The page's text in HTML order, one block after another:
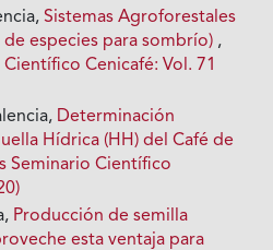
Sistemas Agroforestales
especies para sombrío) ,
Cenicafé: Vol. 71
Determinación
Hídrica (HH) del Café de
Seminario Científico
Producción de semilla
esta ventaja para